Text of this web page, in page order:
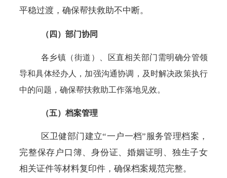
平稳过渡，确保帮扶救助不中断。
（四）部门协同
各乡镇（街道）、区直相关部门需明确分管领
导和具体经办人，加强沟通协调，及时解决政策执行
中的问题，确保帮扶救助工作落地见效。
（五）档案管理
区卫健部门建立“一户一档”服务管理档案，
完整保存户口簿、身份证、婚姻证明、独生子女
相关证件等材料复印件，确保档案规范完整。